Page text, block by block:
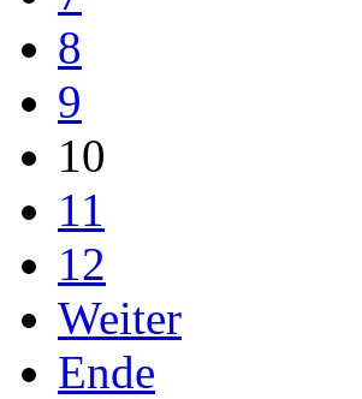
8
9
10
11
12
Weiter
Ende